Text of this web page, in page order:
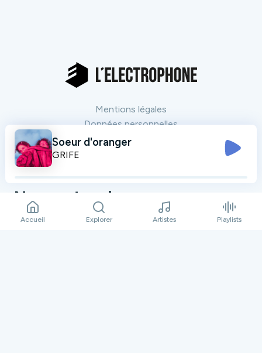
Mentions légales
Données personnelles
Plan du site
Nos partenaires
Soeur d'oranger
GRIFE
Accueil Explorer Artistes Playlists